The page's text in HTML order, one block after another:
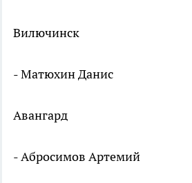
Вилючинск
- Матюхин Данис
Авангард
- Абросимов Артемий